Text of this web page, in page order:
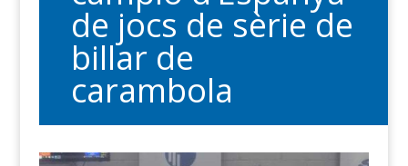
de jocs de sèrie de
billar de
carambola